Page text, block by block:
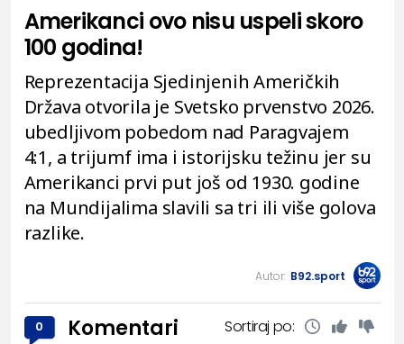
Amerikanci ovo nisu uspeli skoro
100 godina!
Reprezentacija Sjedinjenih Američkih
Država otvorila je Svetsko prvenstvo 2026.
ubedljivom pobedom nad Paragvajem
4:1, a trijumf ima i istorijsku težinu jer su
Amerikanci prvi put još od 1930. godine
na Mundijalima slavili sa tri ili više golova
razlike.
Autor: B92.sport
0 Komentari Sortiraj po: